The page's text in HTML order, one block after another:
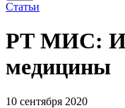
Статьи
РТ МИС:
медицины
10 сентября 2020